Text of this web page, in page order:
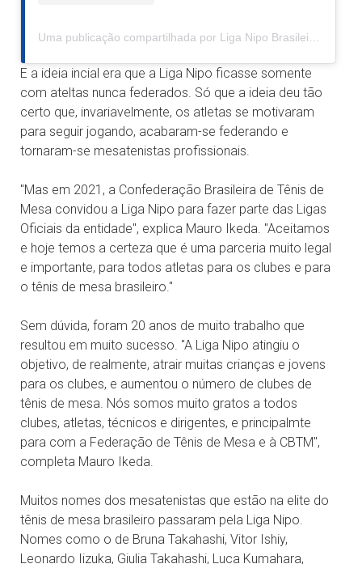
Uma publicação compartilhada por Liga Nipo Brasileira (@liganipo)
E a ideia incial era que a Liga Nipo ficasse somente
com ateltas nunca federados. Só que a ideia deu tão
certo que, invariavelmente, os atletas se motivaram
para seguir jogando, acabaram-se federando e
tornaram-se mesatenistas profissionais.
"Mas em 2021, a Confederação Brasileira de Tênis de
Mesa convidou a Liga Nipo para fazer parte das Ligas
Oficiais da entidade", explica Mauro Ikeda. "Aceitamos
e hoje temos a certeza que é uma parceria muito legal
e importante, para todos atletas para os clubes e para
o tênis de mesa brasileiro."
Sem dúvida, foram 20 anos de muito trabalho que
resultou em muito sucesso. "A Liga Nipo atingiu o
objetivo, de realmente, atrair muitas crianças e jovens
para os clubes, e aumentou o número de clubes de
tênis de mesa. Nós somos muito gratos a todos
clubes, atletas, técnicos e dirigentes, e principalmte
para com a Federação de Tênis de Mesa e à CBTM",
completa Mauro Ikeda.
Muitos nomes dos mesatenistas que estão na elite do
tênis de mesa brasileiro passaram pela Liga Nipo.
Nomes como o de Bruna Takahashi, Vitor Ishiy,
Leonardo Iizuka, Giulia Takahashi, Luca Kumahara,